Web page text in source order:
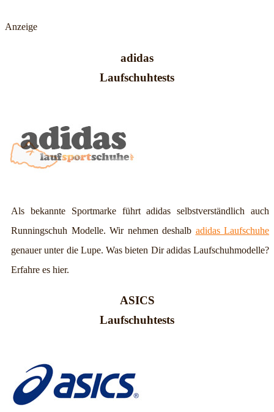
Anzeige
adidas
Laufschuhtests
Als bekannte Sportmarke führt adidas selbstverständlich auch
Runningschuh Modelle. Wir nehmen deshalb adidas Laufschuhe
genauer unter die Lupe. Was bieten Dir adidas Laufschuhmodelle?
Erfahre es hier.
ASICS
Laufschuhtests